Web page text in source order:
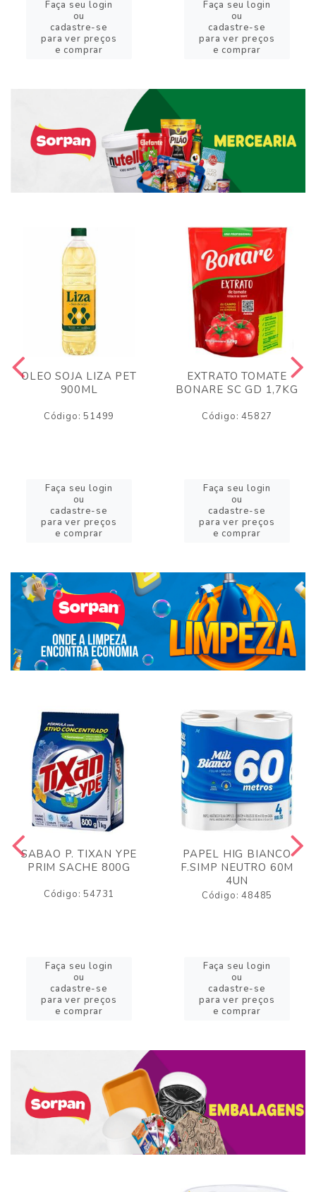
Faça seu login
ou
cadastre-se
para ver preços
e comprar
Faça seu login
ou
cadastre-se
para ver preços
e comprar
OLEO SOJA LIZA PET
900ML
Código: 51499
Faça seu login
ou
cadastre-se
para ver preços
e comprar
EXTRATO TOMATE
BONARE SC GD 1,7KG
Código: 45827
Faça seu login
ou
cadastre-se
para ver preços
e comprar
SABAO P. TIXAN YPE
PRIM SACHE 800G
Código: 54731
Faça seu login
ou
cadastre-se
para ver preços
e comprar
PAPEL HIG BIANCO
F.SIMP NEUTRO 60M
4UN
Código: 48485
Faça seu login
ou
cadastre-se
para ver preços
e comprar